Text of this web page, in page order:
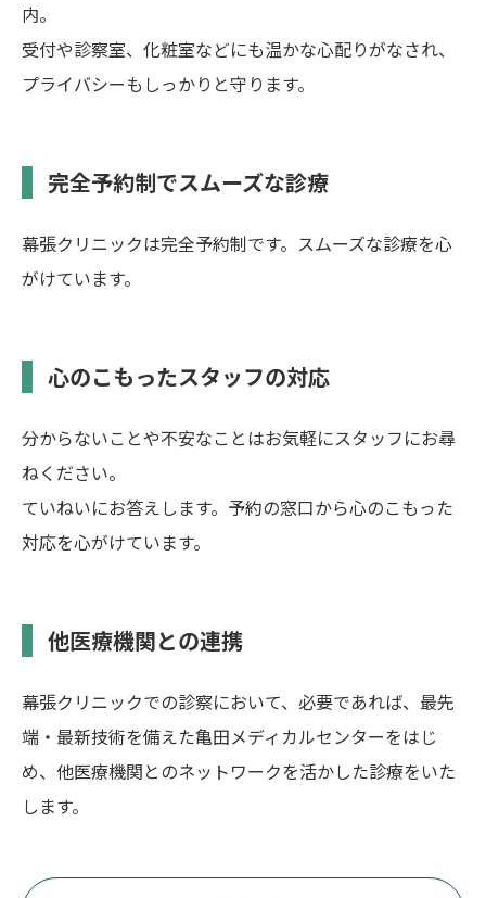
内。
受付や診察室、化粧室などにも温かな心配りがなされ、
プライバシーもしっかりと守ります。
完全予約制でスムーズな診療
幕張クリニックは完全予約制です。スムーズな診療を心
がけています。
心のこもったスタッフの対応
分からないことや不安なことはお気軽にスタッフにお尋
ねください。
ていねいにお答えします。予約の窓口から心のこもった
対応を心がけています。
他医療機関との連携
幕張クリニックでの診察において、必要であれば、最先
端・最新技術を備えた亀田メディカルセンターをはじ
め、他医療機関とのネットワークを活かした診療をいた
します。